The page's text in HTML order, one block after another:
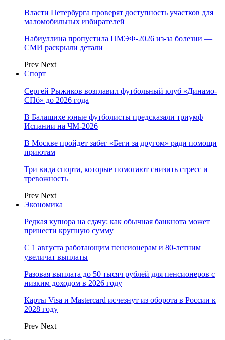
Власти Петербурга проверят доступность участков для
маломобильных избирателей
Набиуллина пропустила ПМЭФ-2026 из-за болезни —
СМИ раскрыли детали
Prev Next
Спорт
Сергей Рыжиков возглавил футбольный клуб «Динамо-
СПб» до 2026 года
В Балашихе юные футболисты предсказали триумф
Испании на ЧМ-2026
В Москве пройдет забег «Беги за другом» ради помощи
приютам
Три вида спорта, которые помогают снизить стресс и
тревожность
Prev Next
Экономика
Редкая купюра на сдачу: как обычная банкнота может
принести крупную сумму
С 1 августа работающим пенсионерам и 80-летним
увеличат выплаты
Разовая выплата до 50 тысяч рублей для пенсионеров с
низким доходом в 2026 году
Карты Visa и Mastercard исчезнут из оборота в России к
2028 году
Prev Next